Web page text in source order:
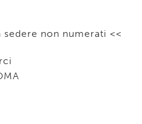
non numerati <<